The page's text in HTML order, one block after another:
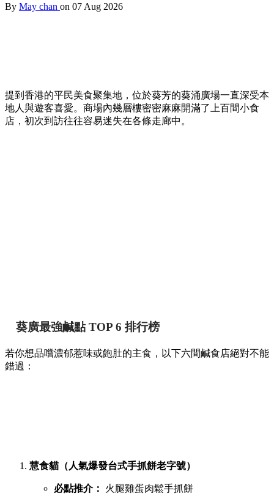
By May chan on 07 Aug 2026
提到香港的平民美食聚集地，位於葵芳的葵涌廣場一直深受本
地人與遊客喜愛。商場內幾層樓密密麻麻開滿了上百間小食
店，初次到訪往往容易迷失在各條走廊中。
葵廣最強鹹點 TOP 6 排行榜
若你想品嚐濃郁惹味或飽肚的主食，以下六間鹹食店絕對不能
錯過：
慧食貓（人氣爆發台式手抓餅老字號）
必點推介： 火腿雞蛋肉鬆手抓餅